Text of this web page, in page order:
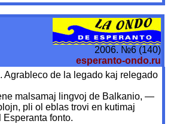
2006. №6 (140)
esperanto-ondo.ru
Agrableco de la legado kaj relegado
malsamaj lingvoj de Balkanio, —
pli ol eblas trovi en kutimaj
fonto.